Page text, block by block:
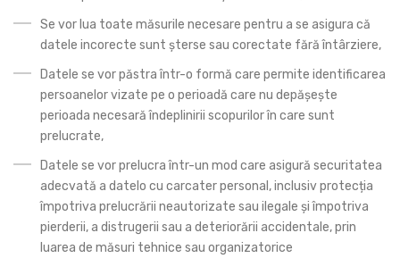
Se vor lua toate măsurile necesare pentru a se asigura că
datele incorecte sunt șterse sau corectate fără întârziere,
Datele se vor păstra într-o formă care permite identificarea
persoanelor vizate pe o perioadă care nu depășește
perioada necesară îndeplinirii scopurilor în care sunt
prelucrate,
Datele se vor prelucra într-un mod care asigură securitatea
adecvată a datelo cu carcater personal, inclusiv protecția
împotriva prelucrării neautorizate sau ilegale și împotriva
pierderii, a distrugerii sau a deteriorării accidentale, prin
luarea de măsuri tehnice sau organizatorice